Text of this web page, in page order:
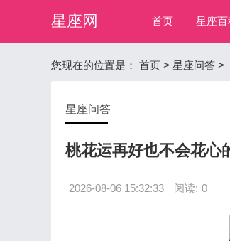
星座网 首页 星座百
您现在的位置是： 首页 > 星座问答 >
星座问答
桃花运再好也不会花心
2026-08-06 15:32:33 阅读: 0